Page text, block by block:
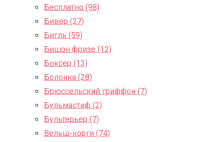
Бесплатно (98)
Бивер (27)
Бигль (59)
Бишон фризе (12)
Боксер (13)
Болонка (28)
Брюссельский гриффон (7)
Бульмастиф (2)
Бультерьер (7)
Вельш-корги (74)